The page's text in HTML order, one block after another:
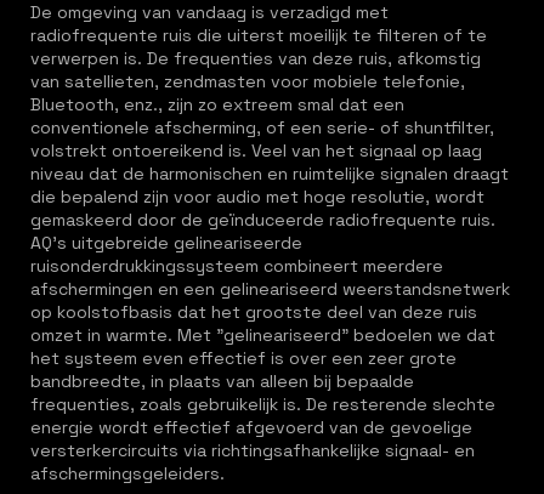
De omgeving van vandaag is verzadigd met
radiofrequente ruis die uiterst moeilijk te filteren of te
verwerpen is. De frequenties van deze ruis, afkomstig
van satellieten, zendmasten voor mobiele telefonie,
Bluetooth, enz., zijn zo extreem smal dat een
conventionele afscherming, of een serie- of shuntfilter,
volstrekt ontoereikend is. Veel van het signaal op laag
niveau dat de harmonischen en ruimtelijke signalen draagt
die bepalend zijn voor audio met hoge resolutie, wordt
gemaskeerd door de geïnduceerde radiofrequente ruis.
AQ's uitgebreide gelineariseerde
ruisonderdrukkingssysteem combineert meerdere
afschermingen en een gelineariseerd weerstandsnetwerk
op koolstofbasis dat het grootste deel van deze ruis
omzet in warmte. Met "gelineariseerd" bedoelen we dat
het systeem even effectief is over een zeer grote
bandbreedte, in plaats van alleen bij bepaalde
frequenties, zoals gebruikelijk is. De resterende slechte
energie wordt effectief afgevoerd van de gevoelige
versterkercircuits via richtingsafhankelijke signaal- en
afschermingsgeleiders.